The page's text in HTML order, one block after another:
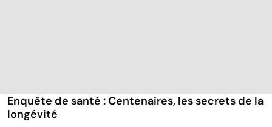
Enquête de santé : Centenaires, les secrets de la
longévité